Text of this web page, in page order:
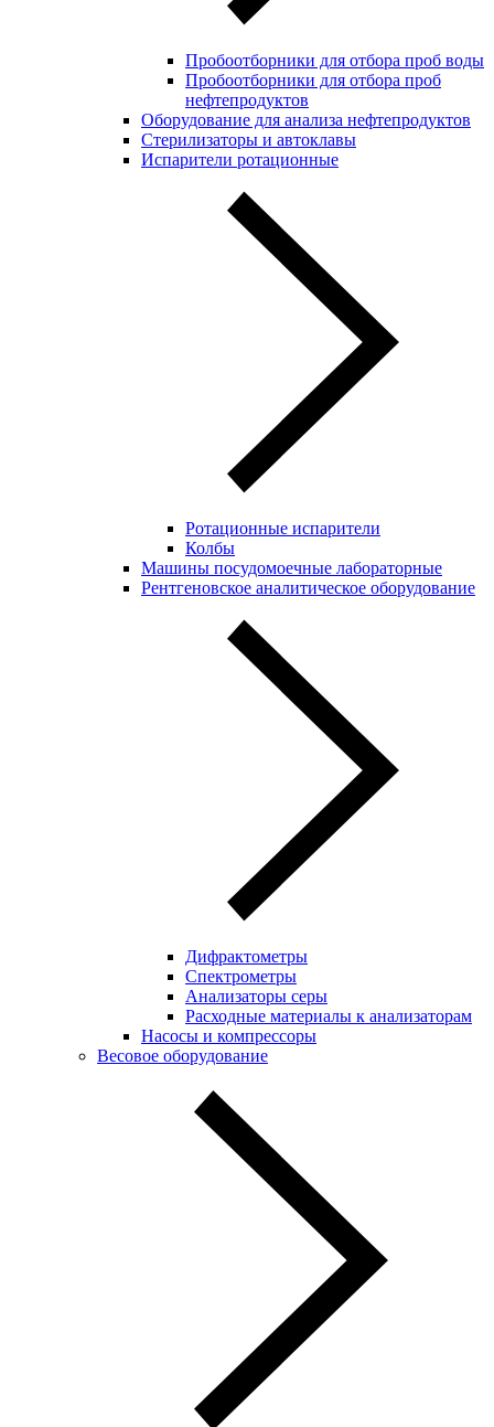
Пробоотборники для отбора проб воды
Пробоотборники для отбора проб
нефтепродуктов
Оборудование для анализа нефтепродуктов
Стерилизаторы и автоклавы
Испарители ротационные
Ротационные испарители
Колбы
Машины посудомоечные лабораторные
Рентгеновское аналитическое оборудование
Дифрактометры
Спектрометры
Анализаторы серы
Расходные материалы к анализаторам
Насосы и компрессоры
Весовое оборудование